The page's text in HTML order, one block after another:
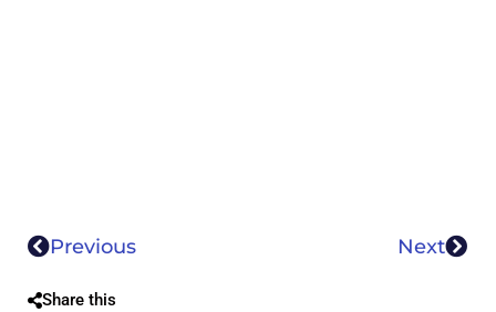
Previous Next
Share this